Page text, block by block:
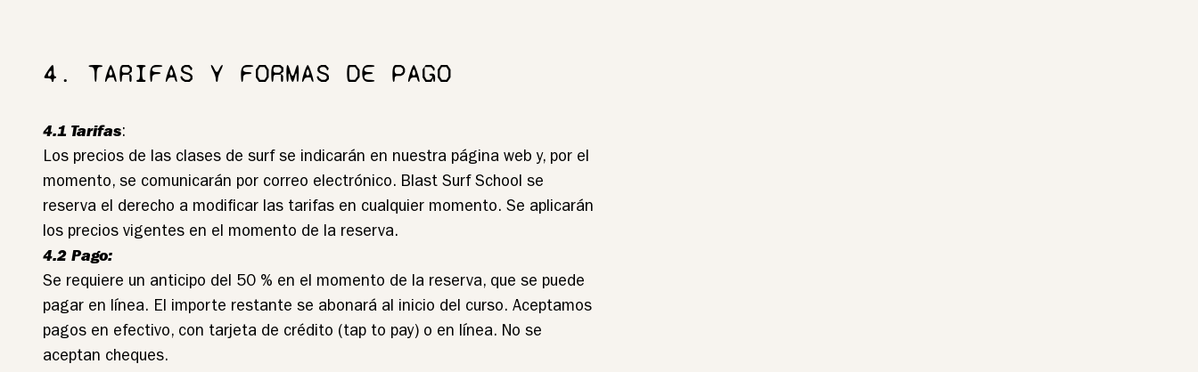
4. TARIFAS Y FORMAS DE PAGO
4.1 Tarifas:
Los precios de las clases de surf se indicarán en nuestra página web y, por el
momento, se comunicarán por correo electrónico. Blast Surf School se
reserva el derecho a modificar las tarifas en cualquier momento. Se aplicarán
los precios vigentes en el momento de la reserva.
4.2 Pago:
Se requiere un anticipo del 50 % en el momento de la reserva, que se puede
pagar en línea. El importe restante se abonará al inicio del curso. Aceptamos
pagos en efectivo, con tarjeta de crédito (tap to pay) o en línea. No se
aceptan cheques.